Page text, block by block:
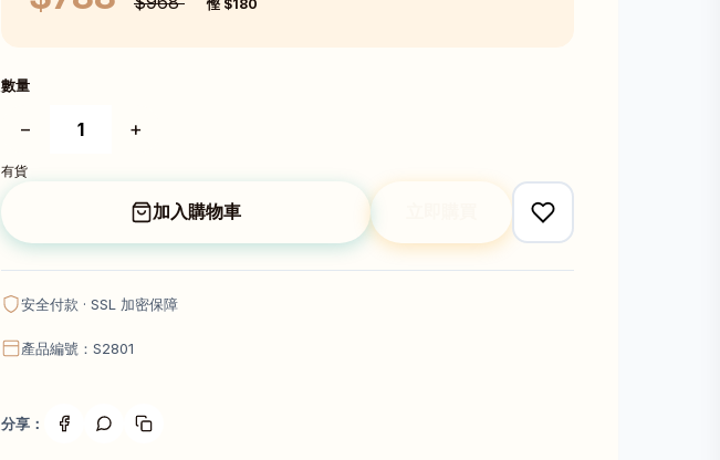
慳 $180
數量
− +
有貨
加入購物車
安全付款 · SSL 加密保障
產品編號：S2801
分享：